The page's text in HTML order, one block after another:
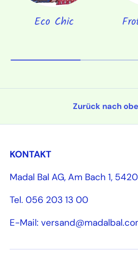
Eco Chic
Zurück nach
KONTAKT
Madal Bal AG, Am Bach 1,
Tel. 056 203 13 00
E-Mail: